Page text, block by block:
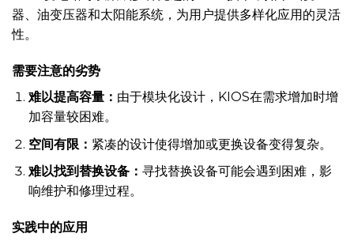
器、油变压器和太阳能系统，为用户提供多样化应用的灵活
性。
需要注意的劣势
难以提高容量： 由于模块化设计，KIOS在需求增加时增
加容量较困难。
空间有限： 紧凑的设计使得增加或更换设备变得复杂。
难以找到替换设备： 寻找替换设备可能会遇到困难，影
响维护和修理过程。
实践中的应用